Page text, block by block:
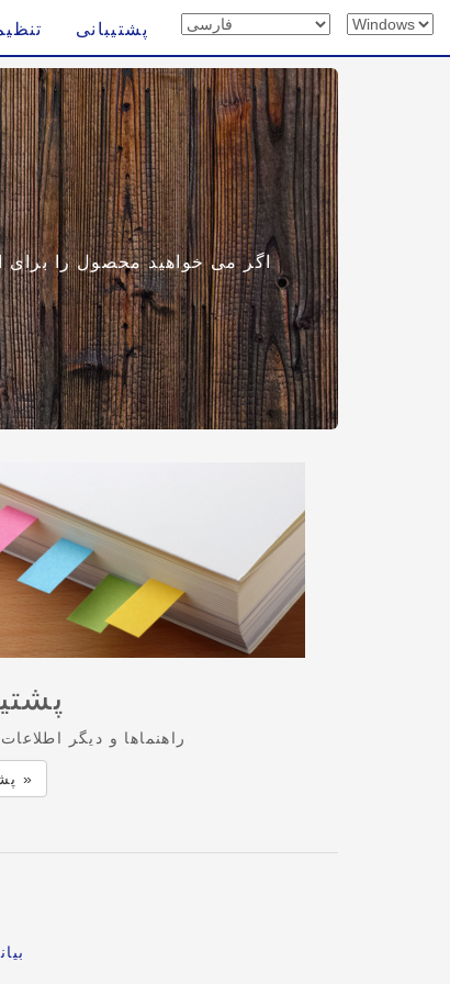
پشتیبانی
اگر می خواهید محصول را برای
راهنماها و دیگر
پشتیبانی »